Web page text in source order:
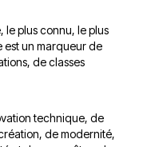
le plus connu, le plus
est un marqueur de
de classes
technique, de
de modernité,